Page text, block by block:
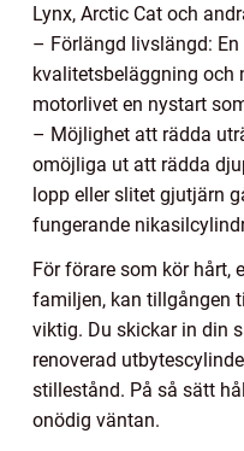
Lynx, Arctic Cat och
– Förlängd livslängd:
kvalitetsbeläggning och
motorlivet en nystart
– Möjlighet att rädda
omöjliga ut att rädda
lopp eller slitet gjutjärn
fungerande
För förare som kör hårt,
familjen, kan tillgången
viktig. Du skickar in din
renoverad
stillestånd. På så sätt
onödig väntan.